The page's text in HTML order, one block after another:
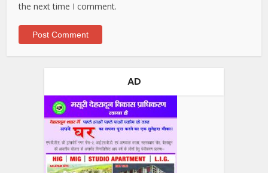
the next time I comment.
AD